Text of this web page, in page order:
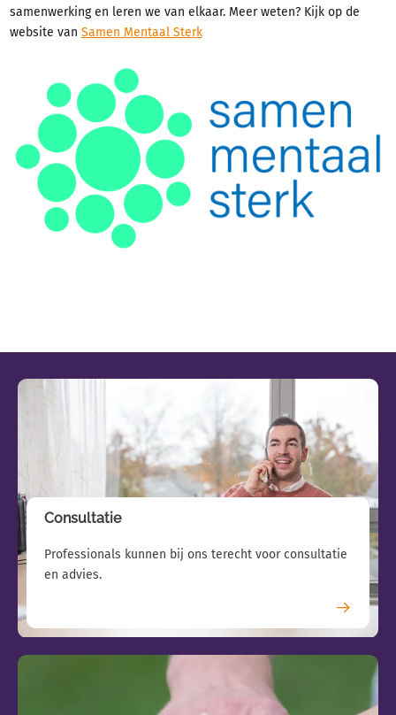
samenwerking en leren we van elkaar. Meer weten? Kijk op de
website van Samen Mentaal Sterk
Gerelateerde pagina's
Consultatie
Professionals kunnen bij ons terecht voor consultatie
en advies.